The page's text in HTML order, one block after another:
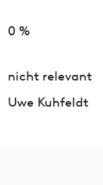
0 %
nicht relevant
Uwe Kuhfeldt